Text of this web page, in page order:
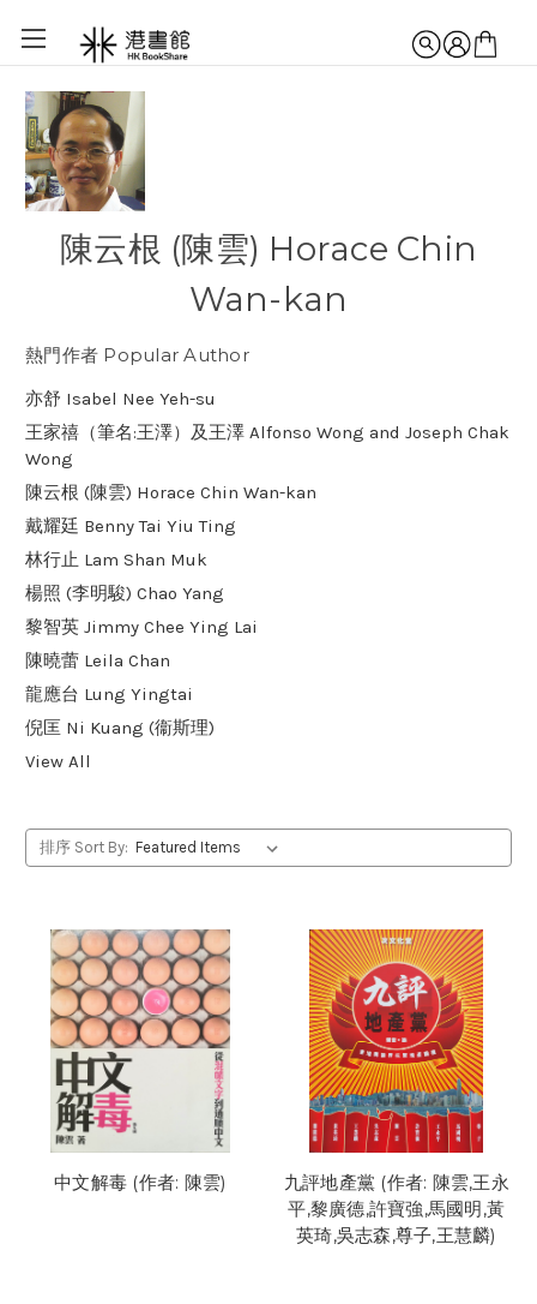
陳云根 (陳雲) Horace Chin
Wan-kan
熱門作者 Popular Author
亦舒 Isabel Nee Yeh-su
王家禧（筆名:王澤）及王澤 Alfonso Wong and Joseph Chak
Wong
陳云根 (陳雲) Horace Chin Wan-kan
戴耀廷 Benny Tai Yiu Ting
林行止 Lam Shan Muk
楊照 (李明駿) Chao Yang
黎智英 Jimmy Chee Ying Lai
陳曉蕾 Leila Chan
龍應台 Lung Yingtai
倪匡 Ni Kuang (衞斯理)
View All
排序 Sort By:
中文解毒 (作者: 陳雲)
九評地產黨 (作者: 陳雲,王永
平,黎廣德,許寶強,馬國明,黃
英琦,吳志森,尊子,王慧麟)